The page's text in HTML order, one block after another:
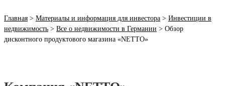
Главная > Материалы и информация для инвестора > Инвестиции в
недвижимость > Все о недвижимости в Германии > Обзор
дисконтного продуктового магазина «NETTO»